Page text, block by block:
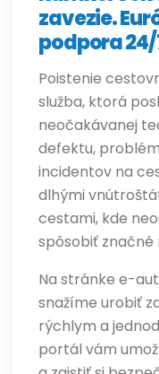
zavezie.
podpora
Poistenie
služba, ktorá
neočakávanej
defektu,
incidentov na
dlhými
cestami, kde
spôsobiť
Na stránke e-
snažíme urobiť
rýchlym a
portál vám